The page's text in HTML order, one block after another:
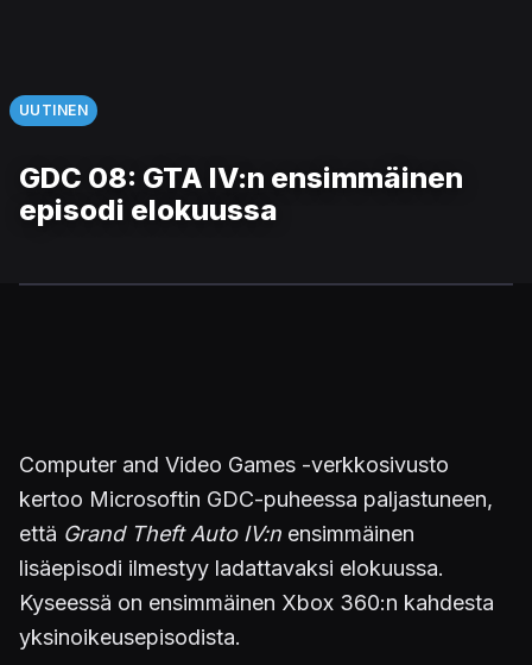
UUTINEN
GDC 08: GTA IV:n ensimmäinen
episodi elokuussa
Computer and Video Games -verkkosivusto
kertoo Microsoftin GDC-puheessa paljastuneen,
että Grand Theft Auto IV:n ensimmäinen
lisäepisodi ilmestyy ladattavaksi elokuussa.
Kyseessä on ensimmäinen Xbox 360:n kahdesta
yksinoikeusepisodista.